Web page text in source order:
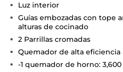
Luz interior
Guías embozadas con tope
alturas de cocinado
2 Parrillas cromadas
Quemador de alta eficiencia
-1 quemador de horno: 3,600